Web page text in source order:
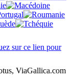
sur ce lien pour
ViaGallica.com